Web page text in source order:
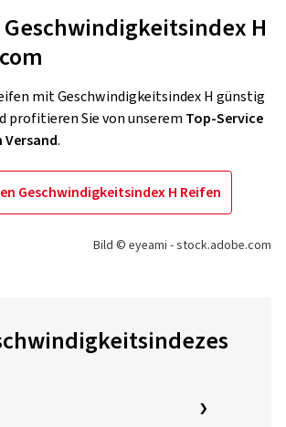
H
mit Geschwindigkeitsindex H günstig
profitieren Sie von unserem Top-Service
.
Geschwindigkeitsindex H Reifen
Bild © eyeami - stock.adobe.com